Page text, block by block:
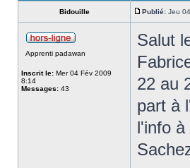
Bidouille Publié: Jeu
Apprenti padawan
Inscrit le: Mer 04 Fév 2009
8:14
Messages: 43
Salut
22 au
part à
l'info